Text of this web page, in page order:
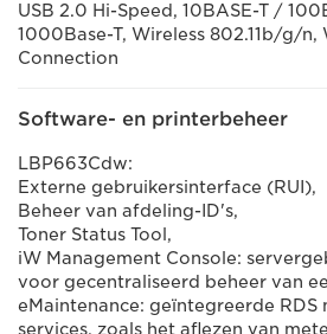
USB 2.0 Hi-Speed, 10BASE-T /
1000Base-T, Wireless 802.11b/g/n,
Connection
Software- en printerbeheer
LBP663Cdw:
Externe gebruikersinterface (RUI),
Beheer van afdeling-ID's,
Toner Status Tool,
iW Management Console:
voor gecentraliseerd beheer van
eMaintenance: geïntegreerde RDS
services, zoals het aflezen van